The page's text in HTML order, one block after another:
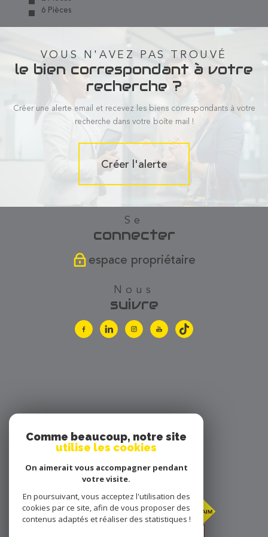
6 Pièces
VOUS N'AVEZ PAS TROUVÉ
le bien correspondant à votre
recherche ?
Créer une alerte email et recevez les biens correspondants à votre
recherche dans votre boîte mail !
Créer l'alerte
se
connecter
espace propriétaire
nous
suivre
nous
adhérons
Comme beaucoup, notre site
utilise les cookies
On aimerait vous accompagner pendant
votre visite.
En poursuivant, vous acceptez l'utilisation des
cookies par ce site, afin de vous proposer des
contenus adaptés et réaliser des statistiques !